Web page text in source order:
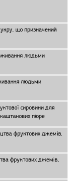
що призначений
людьми
людьми
сировини для
пюре
фруктових джемів,
фруктових джемів,